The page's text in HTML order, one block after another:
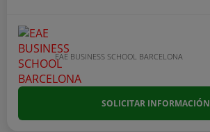
EAE BUSINESS SCHOOL BARCELONA
SOLICITAR INFORMACIÓN